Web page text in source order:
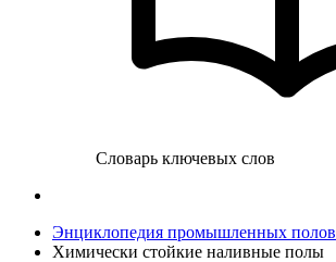
Словарь ключевых слов
Энциклопедия промышленных полов
Химически стойкие наливные полы